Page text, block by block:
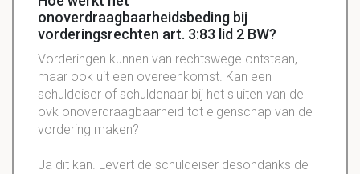
onoverdraagbaarheidsbeding bij
vorderingsrechten art. 3:83 lid 2 BW?
Vorderingen kunnen van rechtswege ontstaan,
maar ook uit een overeenkomst. Kan een
schuldeiser of schuldenaar bij het sluiten van de
ovk onoverdraagbaarheid tot eigenschap van de
vordering maken?
Ja dit kan. Levert de schuldeiser desondanks de